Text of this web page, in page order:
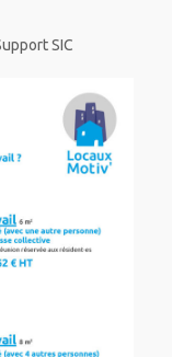
SIC